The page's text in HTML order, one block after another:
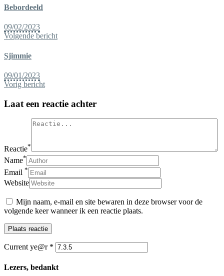
Bebordeeld
09/02/2023
Volgende bericht
Sjimmie
09/01/2023
Vorig bericht
Laat een reactie achter
Reactie*
Name*
Email *
Website
Mijn naam, e-mail en site bewaren in deze browser voor de
volgende keer wanneer ik een reactie plaats.
Current ye@r *
Lezers, bedankt